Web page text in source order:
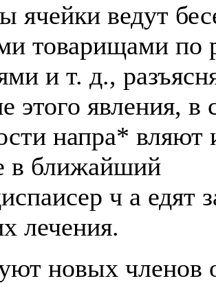
ячейки ведут
товарищами по
и т. д.,
этого явления, в
напра* вляют
в ближайший
ч а едят
лечения.
новых членов